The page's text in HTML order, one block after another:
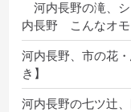
河内長野の滝、
内長野 こんなオモ
河内長野、市の花
き】
河内長野の七ツ辻